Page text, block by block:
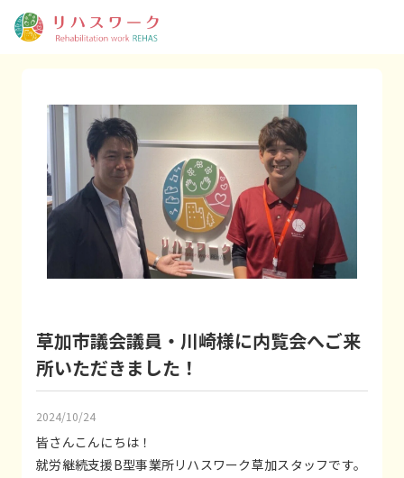
草加市議会議員・川崎様に内覧会へご来
所いただきました！
2024/10/24
皆さんこんにちは！
就労継続支援B型事業所リハスワーク草加スタッフです。